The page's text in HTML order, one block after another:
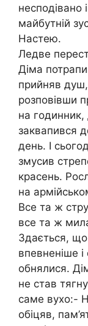
несподівано
майбутній
Настею.
Ледве
Діма
прийняв душ,
розповівши
на годинник,
заквапився
день. І
змусив
красень.
на
Все та ж
все та ж
Здається, що
впевненіше
обнялися.
не став
саме вухо:-
обіцяв,